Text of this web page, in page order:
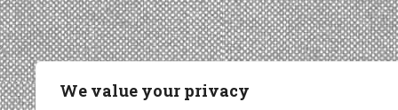
We value your privacy